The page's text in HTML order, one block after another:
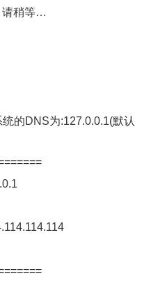
请稍等…
统的DNS为:127.0.0.1(默认
.0.1
.114.114